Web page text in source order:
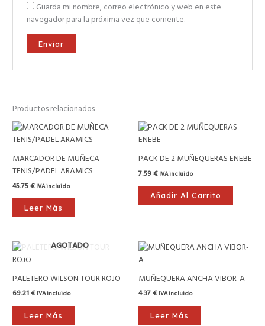
Guarda mi nombre, correo electrónico y web en este
navegador para la próxima vez que comente.
Productos relacionados
MARCADOR DE MUÑECA
TENIS/PADEL ARAMICS
45.75€ IVA incluido
Leer Más
PACK DE 2 MUÑEQUERAS ENEBE
7.59€ IVA incluido
Añadir Al Carrito
AGOTADO
PALETERO WILSON TOUR ROJO
69.21€ IVA incluido
Leer Más
MUÑEQUERA ANCHA VIBOR-A
4.37€ IVA incluido
Leer Más